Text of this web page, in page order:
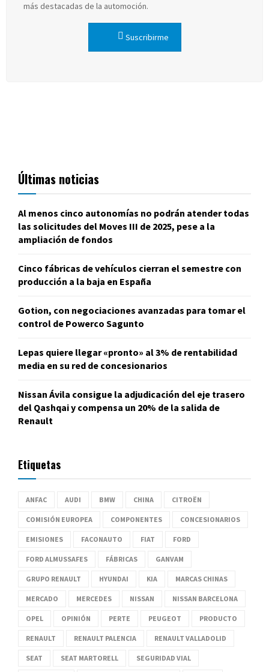
más destacadas de la automoción.
Suscribirme
Últimas noticias
Al menos cinco autonomías no podrán atender todas
las solicitudes del Moves III de 2025, pese a la
ampliación de fondos
Cinco fábricas de vehículos cierran el semestre con
producción a la baja en España
Gotion, con negociaciones avanzadas para tomar el
control de Powerco Sagunto
Lepas quiere llegar «pronto» al 3% de rentabilidad
media en su red de concesionarios
Nissan Ávila consigue la adjudicación del eje trasero
del Qashqai y compensa un 20% de la salida de
Renault
Etiquetas
ANFAC AUDI BMW CHINA CITROËN
COMISIÓN EUROPEA COMPONENTES CONCESIONARIOS
EMISIONES FACONAUTO FIAT FORD
FORD ALMUSSAFES FÁBRICAS GANVAM
GRUPO RENAULT HYUNDAI KIA MARCAS CHINAS
MERCADO MERCEDES NISSAN NISSAN BARCELONA
OPEL OPINIÓN PERTE PEUGEOT PRODUCTO
RENAULT RENAULT PALENCIA RENAULT VALLADOLID
SEAT SEAT MARTORELL SEGURIDAD VIAL